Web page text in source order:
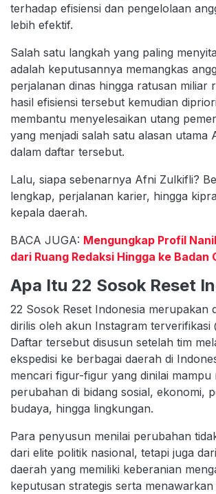
terhadap efisiensi dan pengelolaan
lebih efektif.
Salah satu langkah yang paling
adalah keputusannya memangkas
perjalanan dinas hingga ratusan miliar
hasil efisiensi tersebut kemudian
membantu menyelesaikan utang
yang menjadi salah satu alasan utama
dalam daftar tersebut.
Lalu, siapa sebenarnya Afni Zulkifli?
lengkap, perjalanan karier, hingga
kepala daerah.
BACA JUGA: Mengungkap Profil
dari Ruang Redaksi Hingga ke Badan
Apa Itu 22 Sosok Reset
22 Sosok Reset Indonesia merupakan
dirilis oleh akun Instagram terverifikasi
Daftar tersebut disusun setelah tim
ekspedisi ke berbagai daerah di
mencari figur-figur yang dinilai mampu
perubahan di bidang sosial, ekonomi,
budaya, hingga lingkungan.
Para penyusun menilai perubahan
dari elite politik nasional, tetapi juga
daerah yang memiliki keberanian
keputusan strategis serta